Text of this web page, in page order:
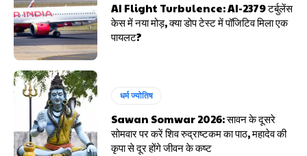
AI Flight Turbulence: AI-2379 टर्बुलेंस
केस में नया मोड़, क्या डोप टेस्ट में पॉजिटिव मिला एक
पायलट?
धर्म ज्योतिष
Sawan Somwar 2026: सावन के दूसरे
सोमवार पर करें शिव रुद्राष्टकम का पाठ, महादेव की
कृपा से दूर होंगे जीवन के कष्ट